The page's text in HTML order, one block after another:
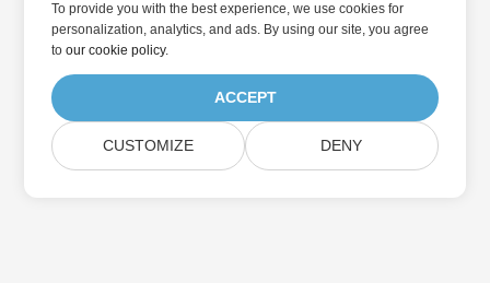
To provide you with the best experience, we use cookies for
personalization, analytics, and ads. By using our site, you agree
toour cookie policy.
ACCEPT
CUSTOMIZE DENY